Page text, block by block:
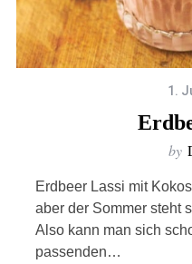
1.
by
Erdbeer Lassi mit
aber der Sommer steht
Also kann man sich
passenden…